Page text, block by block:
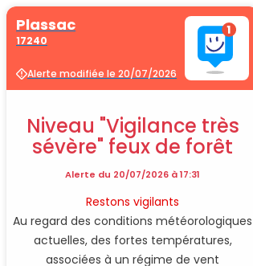
Plassac
17240
Alerte modifiée le 20/07/2026
Niveau "Vigilance très
sévère" feux de forêt
Alerte du 20/07/2026 à 17:31
Restons vigilants
Au regard des conditions météorologiques
actuelles, des fortes températures,
associées à un régime de vent